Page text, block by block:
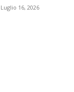
Luglio 16, 2026